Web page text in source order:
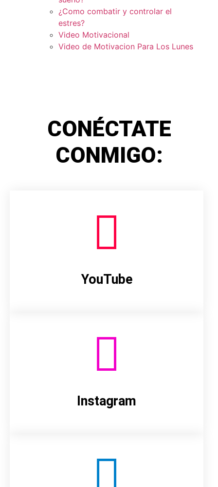
¿Como combatir y controlar el
estres?
Video Motivacional
Video de Motivacion Para Los Lunes
CONÉCTATE
CONMIGO:
YouTube
Instagram